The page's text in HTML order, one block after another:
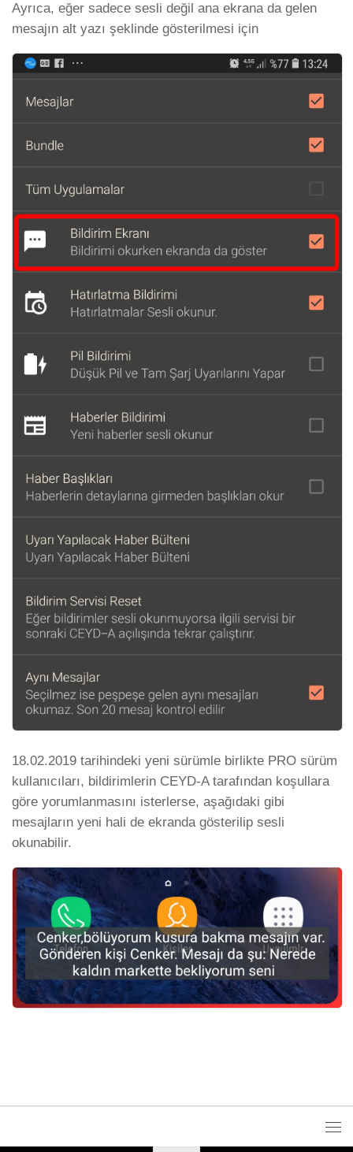
Ayrıca, eğer sadece sesli değil ana ekrana da gelen
mesajın alt yazı şeklinde gösterilmesi için
18.02.2019 tarihindeki yeni sürümle birlikte PRO sürüm
kullanıcıları, bildirimlerin CEYD-A tarafından koşullara
göre yorumlanmasını isterlerse, aşağıdaki gibi
mesajların yeni hali de ekranda gösterilip sesli
okunabilir.